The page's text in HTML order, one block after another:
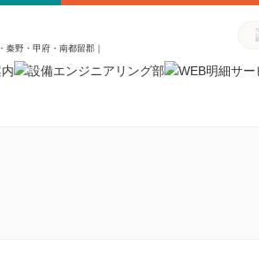
野・甲府・南都留郡｜